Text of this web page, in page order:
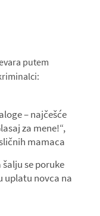
putem
– najčešće
za mene!“,
mamaca
se poruke
uplatu novca na